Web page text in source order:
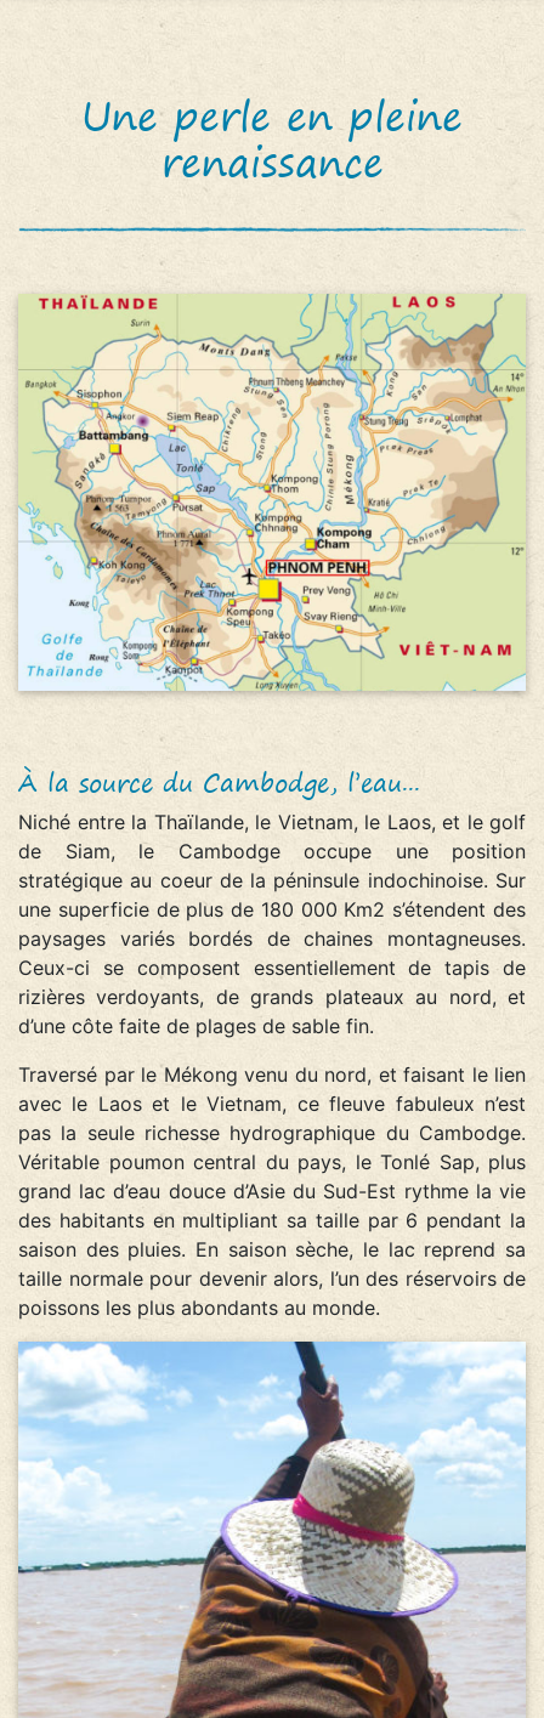
Une perle en pleine
renaissance
À la source du Cambodge, l’eau...
Niché entre la Thaïlande, le Vietnam, le Laos, et le golf
de Siam, le Cambodge occupe une position
stratégique au coeur de la péninsule indochinoise. Sur
une superficie de plus de 180 000 Km2 s’étendent des
paysages variés bordés de chaines montagneuses.
Ceux-ci se composent essentiellement de tapis de
rizières verdoyants, de grands plateaux au nord, et
d’une côte faite de plages de sable fin.
Traversé par le Mékong venu du nord, et faisant le lien
avec le Laos et le Vietnam, ce fleuve fabuleux n’est
pas la seule richesse hydrographique du Cambodge.
Véritable poumon central du pays, le Tonlé Sap, plus
grand lac d’eau douce d’Asie du Sud-Est rythme la vie
des habitants en multipliant sa taille par 6 pendant la
saison des pluies. En saison sèche, le lac reprend sa
taille normale pour devenir alors, l’un des réservoirs de
poissons les plus abondants au monde.